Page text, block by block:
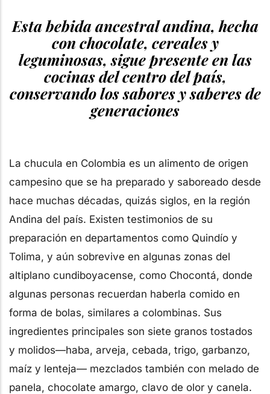
Esta bebida ancestral andina, hecha
con chocolate, cereales y
leguminosas, sigue presente en las
cocinas del centro del país,
conservando los sabores y saberes de
generaciones
La chucula en Colombia es un alimento de origen
campesino que se ha preparado y saboreado desde
hace muchas décadas, quizás siglos, en la región
Andina del país. Existen testimonios de su
preparación en departamentos como Quindío y
Tolima, y aún sobrevive en algunas zonas del
altiplano cundiboyacense, como Chocontá, donde
algunas personas recuerdan haberla comido en
forma de bolas, similares a colombinas. Sus
ingredientes principales son siete granos tostados
y molidos—haba, arveja, cebada, trigo, garbanzo,
maíz y lenteja— mezclados también con melado de
panela, chocolate amargo, clavo de olor y canela.